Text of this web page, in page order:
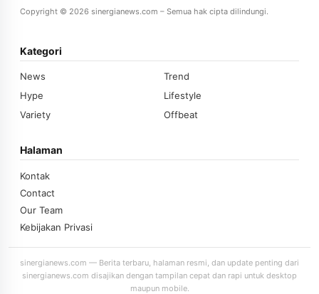
Copyright © 2026 sinergianews.com – Semua hak cipta dilindungi.
Kategori
News
Trend
Hype
Lifestyle
Variety
Offbeat
Halaman
Kontak
Contact
Our Team
Kebijakan Privasi
sinergianews.com — Berita terbaru, halaman resmi, dan update penting dari
sinergianews.com disajikan dengan tampilan cepat dan rapi untuk desktop
maupun mobile.